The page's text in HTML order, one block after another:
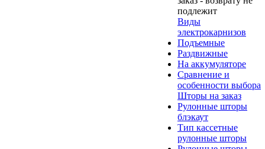
подлежит
Виды
электрокарнизов
Подъемные
Раздвижные
На аккумуляторе
Сравнение и
особенности выбора
Шторы на заказ
Рулонные шторы
блэкаут
Тип кассетные
рулонные шторы